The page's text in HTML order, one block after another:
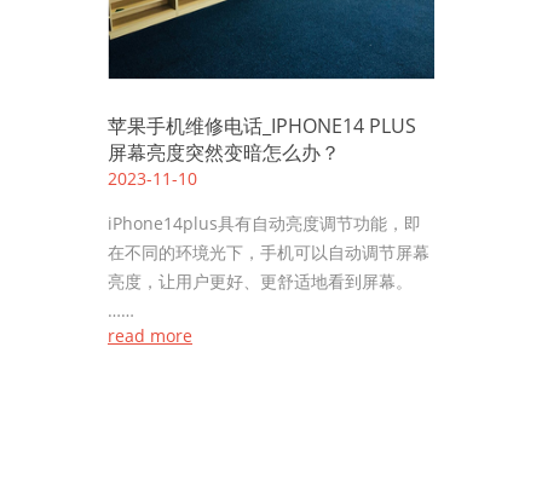
苹果手机维修电话_IPHONE14 PLUS
屏幕亮度突然变暗怎么办？
2023-11-10
iPhone14plus具有自动亮度调节功能，即
在不同的环境光下，手机可以自动调节屏幕
亮度，让用户更好、更舒适地看到屏幕。
……
read more